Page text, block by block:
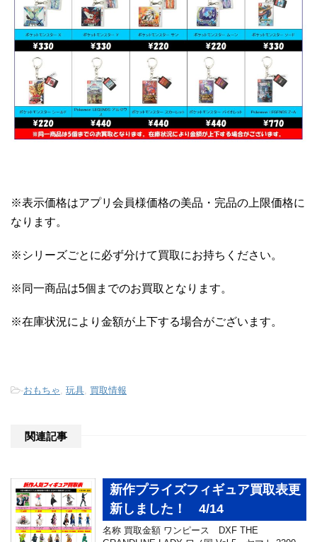
※表示価格はアプリ会員様価格の美品・完品の上限価格に
なります。
※シリーズごとに必ず分けて買取にお持ちください。
※同一商品は5個までのお買取となります。
※在庫状況により金額が上下する場合がございます。
-おもちゃ 玩具 買取情報
関連記事
新作プライズフィギュア買取表更
新しました！ 4/14
名称 買取金額 ワンピース DXF THE